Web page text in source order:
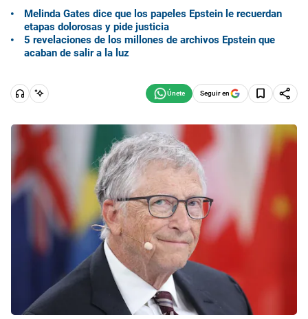
Melinda Gates dice que los papeles Epstein le recuerdan
etapas dolorosas y pide justicia
5 revelaciones de los millones de archivos Epstein que
acaban de salir a la luz
Seguir en